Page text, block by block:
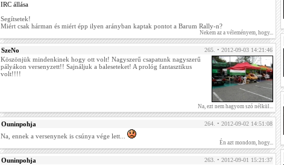
IRC állása
Segítsetek!
Miért csak hárman és miért épp ilyen arányban kaptak pontot a Barum Rally-n?
Nekem az a véleményem, hogy...
SzeNo 265. • 2012-09-03 14:21:46
Köszönjük mindenkinek hogy ott volt! Nagyszerű csapatunk nagyszerű
pályákon versenyzett!! Sajnáljuk a baleseteket! A prológ fantasztikus
volt!!!!
Na, ezt nem hagyom szó nélkül...
Ouninpohja 264. • 2012-09-02 14:51:08
Na, ennek a versenynek is csúnya vége lett...
Én azt mondom, hogy...
Ouninpohja 263. • 2012-09-01 15:21:37